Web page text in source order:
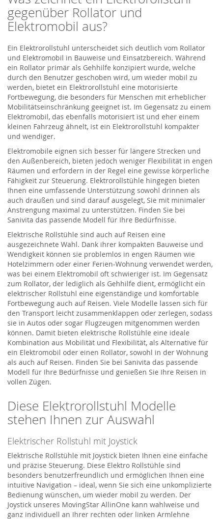
gegenüber Rollator und
Elektromobil aus?
Ein Elektrorollstuhl unterscheidet sich deutlich vom Rollator
und Elektromobil in Bauweise und Einsatzbereich. Während
ein Rollator primär als Gehhilfe konzipiert wurde, welche
durch den Benutzer geschoben wird, um wieder mobil zu
werden, bietet ein Elektrorollstuhl eine motorisierte
Fortbewegung, die besonders für Menschen mit erheblicher
Mobilitätseinschränkung geeignet ist. Im Gegensatz zu einem
Elektromobil, das ebenfalls motorisiert ist und eher einem
kleinen Fahrzeug ähnelt, ist ein Elektrorollstuhl kompakter
und wendiger.
Elektromobile eignen sich besser für längere Strecken und
den Außenbereich, bieten jedoch weniger Flexibilität in engen
Räumen und erfordern in der Regel eine gewisse körperliche
Fähigkeit zur Steuerung. Elektrorollstühle hingegen bieten
Ihnen eine umfassende Unterstützung sowohl drinnen als
auch draußen und sind darauf ausgelegt, Sie mit minimaler
Anstrengung maximal zu unterstützen. Finden Sie bei
Sanivita das passende Modell für Ihre Bedürfnisse.
Elektrische Rollstühle sind auch auf Reisen eine
ausgezeichnete Wahl. Dank ihrer kompakten Bauweise und
Wendigkeit können sie problemlos in engen Räumen wie
Hotelzimmern oder einer Ferien-Wohnung verwendet werden,
was bei einem Elektromobil oft schwieriger ist. Im Gegensatz
zum Rollator, der lediglich als Gehhilfe dient, ermöglicht ein
elektrischer Rollstuhl eine eigenständige und komfortable
Fortbewegung auch auf Reisen. Viele Modelle lassen sich für
den Transport leicht zusammenklappen oder zerlegen, sodass
sie in Autos oder sogar Flugzeugen mitgenommen werden
können. Damit bieten elektrische Rollstühle eine ideale
Kombination aus Mobilität und Flexibilität, als Alternative für
ein Elektromobil oder einen Rollator, sowohl in der Wohnung
als auch auf Reisen. Finden Sie bei Sanivita das passende
Modell für Ihre Bedürfnisse und genießen Sie Ihre Reisen in
vollen Zügen.
Diese Elektrorollstuhl Modelle
stehen Ihnen zur Auswahl
Elektrischer Rollstuhl mit Joystick
Elektrische Rollstühle mit Joystick bieten Ihnen eine einfache
und präzise Steuerung. Diese Elektro Rollstühle sind
besonders benutzerfreundlich und ermöglichen Ihnen eine
intuitive Navigation – ideal, wenn Sie sich eine unkomplizierte
Bedienung wünschen, um wieder mobil zu werden. Der
Joystick unseres MovingStar AllinOne kann wahlweise und
ganz individuell an Ihrer rechten oder linken Armlehne